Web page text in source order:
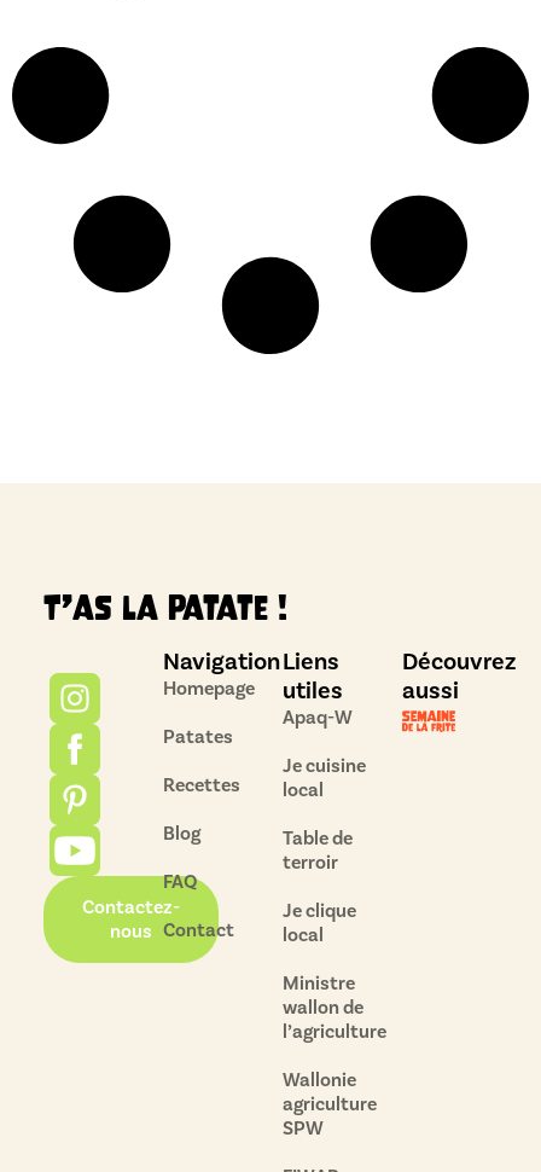
T’as la patate !
Contactez-
nous
Navigation
Homepage
Patates
Recettes
Blog
FAQ
Contact
Liens
utiles
Apaq-W
Je cuisine
local
Table de
terroir
Je clique
local
Ministre
wallon de
l’agriculture
Wallonie
agriculture
SPW
Découvrez
aussi